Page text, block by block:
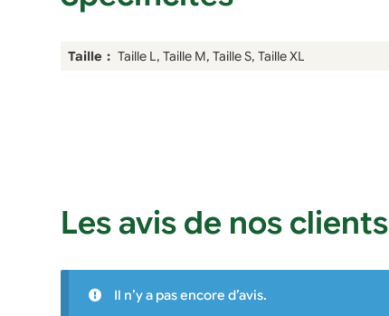
Taille Taille L, Taille M, Taille S, Taille XL
Les avis de nos clients
Il n’y a pas encore d’avis.